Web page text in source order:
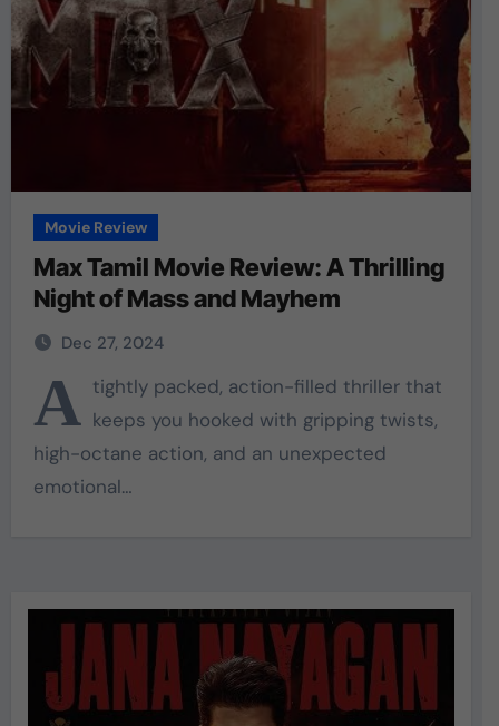
Movie Review
Max Tamil Movie Review: A Thrilling
Night of Mass and Mayhem
Dec 27, 2024
A tightly packed, action-filled thriller that
keeps you hooked with gripping twists,
high-octane action, and an unexpected
emotional…